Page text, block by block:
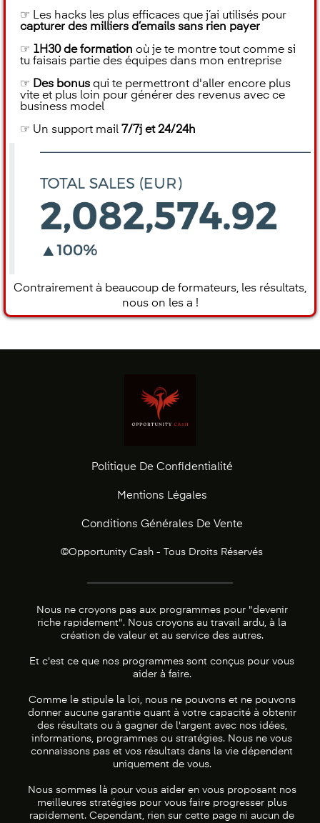
☞ Les hacks les plus efficaces que j’ai utilisés pour
capturer des milliers d’emails sans rien payer
☞ 1H30 de formation où je te montre tout comme si
tu faisais partie des équipes dans mon entreprise
☞ Des bonus qui te permettront d'aller encore plus
vite et plus loin pour générer des revenus avec ce
business model
☞ Un support mail 7/7j et 24/24h
Contrairement à beaucoup de formateurs, les résultats,
nous on les a !
Politique De Confidentialité
Mentions Légales
Conditions Générales De Vente
©Opportunity Cash - Tous Droits Réservés
Nous ne croyons pas aux programmes pour "devenir
riche rapidement". Nous croyons au travail ardu, à la
création de valeur et au service des autres.
Et c'est ce que nos programmes sont conçus pour vous
aider à faire.
Comme le stipule la loi, nous ne pouvons et ne pouvons
donner aucune garantie quant à votre capacité à obtenir
des résultats ou à gagner de l'argent avec nos idées,
informations, programmes ou stratégies. Nous ne vous
connaissons pas et vos résultats dans la vie dépendent
uniquement de vous.
Nous sommes là pour vous aider en vous proposant nos
meilleures stratégies pour vous faire progresser plus
rapidement. Cependant, rien sur cette page ni aucun de